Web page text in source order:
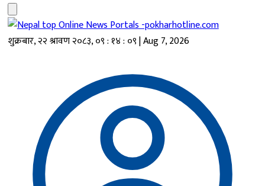
शुक्रबार, २२ श्रावण २०८३,०९ : १४ : ०९|Aug 7, 2026